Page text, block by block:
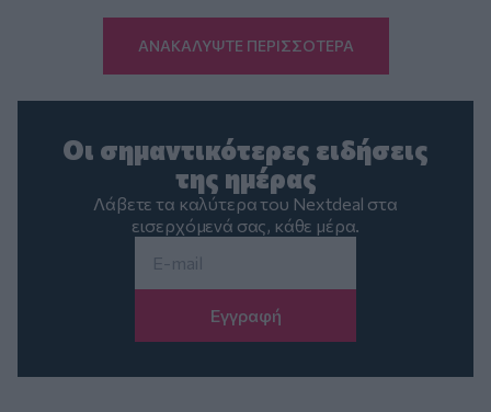
ΑΝΑΚΑΛΥΨΤΕ ΠΕΡΙΣΣΟΤΕΡΑ
Οι σημαντικότερες ειδήσεις
της ημέρας
Λάβετε τα καλύτερα του Nextdeal στα
εισερχόμενά σας, κάθε μέρα.